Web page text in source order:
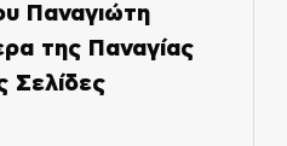
Παναγιώτη
της Παναγίας
Σελίδες